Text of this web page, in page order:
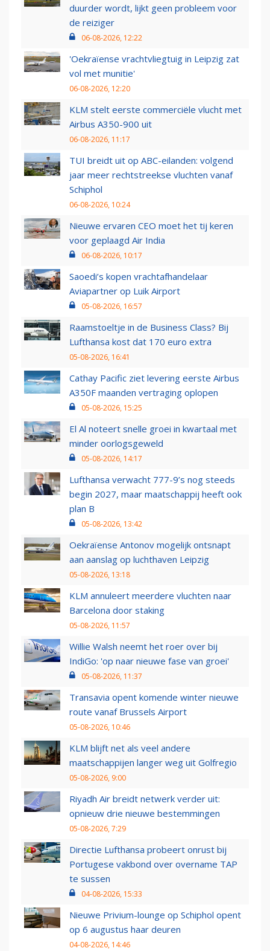
duurder wordt, lijkt geen probleem voor
de reiziger
06-08-2026, 12:22
'Oekraïense vrachtvliegtuig in Leipzig zat
vol met munitie'
06-08-2026, 12:20
KLM stelt eerste commerciële vlucht met
Airbus A350-900 uit
06-08-2026, 11:17
TUI breidt uit op ABC-eilanden: volgend
jaar meer rechtstreekse vluchten vanaf
Schiphol
06-08-2026, 10:24
Nieuwe ervaren CEO moet het tij keren
voor geplaagd Air India
06-08-2026, 10:17
Saoedi’s kopen vrachtafhandelaar
Aviapartner op Luik Airport
05-08-2026, 16:57
Raamstoeltje in de Business Class? Bij
Lufthansa kost dat 170 euro extra
05-08-2026, 16:41
Cathay Pacific ziet levering eerste Airbus
A350F maanden vertraging oplopen
05-08-2026, 15:25
El Al noteert snelle groei in kwartaal met
minder oorlogsgeweld
05-08-2026, 14:17
Lufthansa verwacht 777-9’s nog steeds
begin 2027, maar maatschappij heeft ook
plan B
05-08-2026, 13:42
Oekraïense Antonov mogelijk ontsnapt
aan aanslag op luchthaven Leipzig
05-08-2026, 13:18
KLM annuleert meerdere vluchten naar
Barcelona door staking
05-08-2026, 11:57
Willie Walsh neemt het roer over bij
IndiGo: 'op naar nieuwe fase van groei'
05-08-2026, 11:37
Transavia opent komende winter nieuwe
route vanaf Brussels Airport
05-08-2026, 10:46
KLM blijft net als veel andere
maatschappijen langer weg uit Golfregio
05-08-2026, 9:00
Riyadh Air breidt netwerk verder uit:
opnieuw drie nieuwe bestemmingen
05-08-2026, 7:29
Directie Lufthansa probeert onrust bij
Portugese vakbond over overname TAP
te sussen
04-08-2026, 15:33
Nieuwe Privium-lounge op Schiphol opent
op 6 augustus haar deuren
04-08-2026, 14:46